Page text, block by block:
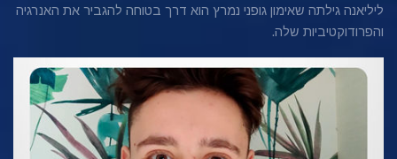
ליליאנה גילתה שאימון גופני נמרץ הוא דרך בטוחה להגביר את האנרגיה
והפרודוקטיביות שלה.